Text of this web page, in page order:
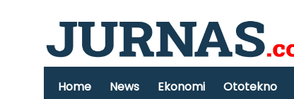
Home News Ekonomi Ototekno